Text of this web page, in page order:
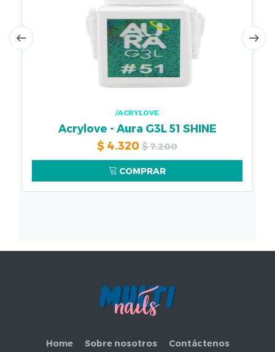
/ACRYLOVE
Acrylove - Aura G3L 51 SHINE
$ 4.320 $7.200
COMPRAR
Home Sobre nosotros Contáctenos